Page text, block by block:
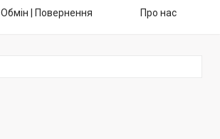
Обмін | Повернення Про нас